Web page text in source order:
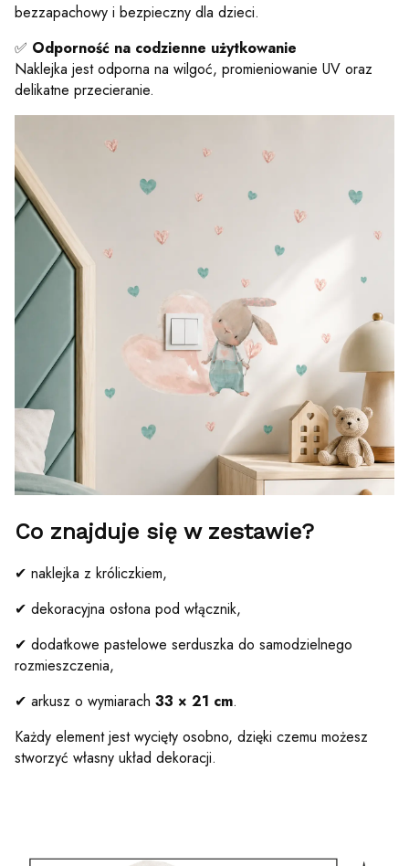
bezzapachowy i bezpieczny dla dzieci.
✅ Odporność na codzienne użytkowanie
Naklejka jest odporna na wilgoć, promieniowanie UV oraz
delikatne przecieranie.
Co znajduje się w zestawie?
✔ naklejka z króliczkiem,
✔ dekoracyjna osłona pod włącznik,
✔ dodatkowe pastelowe serduszka do samodzielnego
rozmieszczenia,
✔ arkusz o wymiarach 33 × 21 cm.
Każdy element jest wycięty osobno, dzięki czemu możesz
stworzyć własny układ dekoracji.